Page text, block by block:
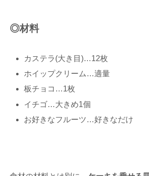
◎材料
カステラ(大き目)…12枚
ホイップクリーム…適量
板チョコ…1枚
イチゴ…大きめ1個
お好きなフルーツ…好きなだけ